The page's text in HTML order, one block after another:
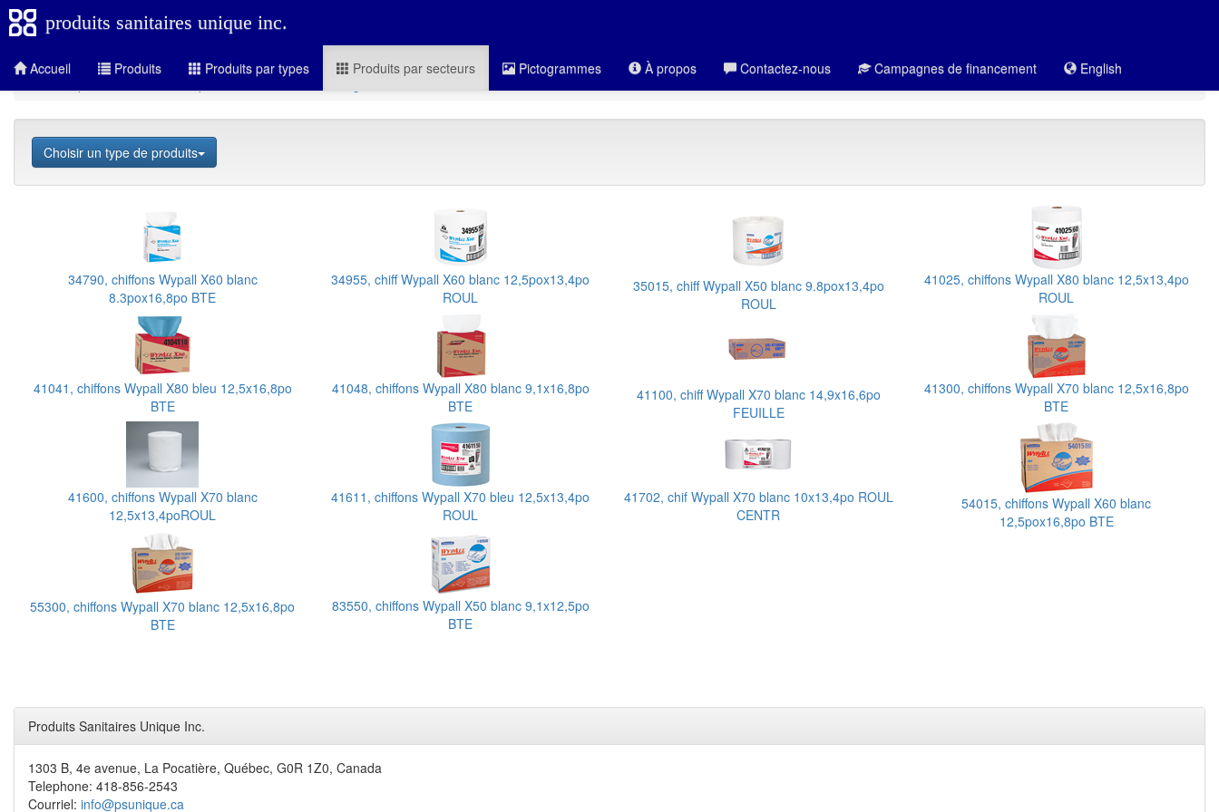
produits sanitaires unique inc.
Accueil Produits Produits par types Produits par secteurs Pictogrammes À propos Contactez-nous Campagnes de financement
English
Choisir un type de produits
34790, chiffons Wypall X60 blanc
8.3pox16,8po BTE
34955, chiff Wypall X60 blanc 12,5pox13,4po
ROUL
35015, chiff Wypall X50 blanc 9.8pox13,4po
ROUL
41025, chiffons Wypall X80 blanc 12,5x13,4po
ROUL
41041, chiffons Wypall X80 bleu 12,5x16,8po
BTE
41048, chiffons Wypall X80 blanc 9,1x16,8po
BTE
41100, chiff Wypall X70 blanc 14,9x16,6po
FEUILLE
41300, chiffons Wypall X70 blanc 12,5x16,8po
BTE
41600, chiffons Wypall X70 blanc
12,5x13,4poROUL
41611, chiffons Wypall X70 bleu 12,5x13,4po
ROUL
41702, chif Wypall X70 blanc 10x13,4po ROUL
CENTR
54015, chiffons Wypall X60 blanc
12,5pox16,8po BTE
55300, chiffons Wypall X70 blanc 12,5x16,8po
BTE
83550, chiffons Wypall X50 blanc 9,1x12,5po
BTE
Produits Sanitaires Unique Inc.
1303 B, 4e avenue, La Pocatière, Québec, G0R 1Z0, Canada
Telephone: 418-856-2543
Courriel: info@psunique.ca